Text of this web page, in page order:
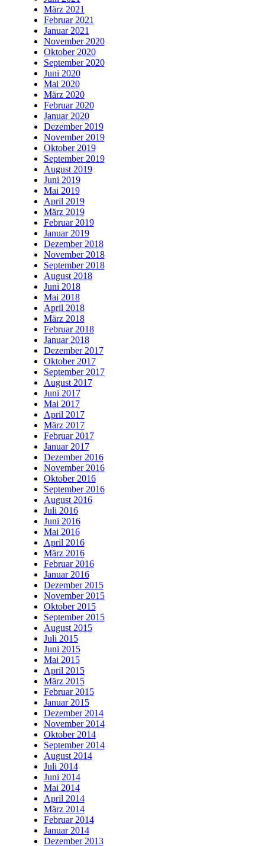
März 2021
Februar 2021
Januar 2021
November 2020
Oktober 2020
September 2020
Juni 2020
Mai 2020
März 2020
Februar 2020
Januar 2020
Dezember 2019
November 2019
Oktober 2019
September 2019
August 2019
Juni 2019
Mai 2019
April 2019
März 2019
Februar 2019
Januar 2019
Dezember 2018
November 2018
September 2018
August 2018
Juni 2018
Mai 2018
April 2018
März 2018
Februar 2018
Januar 2018
Dezember 2017
Oktober 2017
September 2017
August 2017
Juni 2017
Mai 2017
April 2017
März 2017
Februar 2017
Januar 2017
Dezember 2016
November 2016
Oktober 2016
September 2016
August 2016
Juli 2016
Juni 2016
Mai 2016
April 2016
März 2016
Februar 2016
Januar 2016
Dezember 2015
November 2015
Oktober 2015
September 2015
August 2015
Juli 2015
Juni 2015
Mai 2015
April 2015
März 2015
Februar 2015
Januar 2015
Dezember 2014
November 2014
Oktober 2014
September 2014
August 2014
Juli 2014
Juni 2014
Mai 2014
April 2014
März 2014
Februar 2014
Januar 2014
Dezember 2013